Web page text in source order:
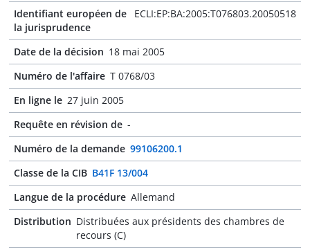
Identifiant européen de
la jurisprudence
ECLI:EP:BA:2005:T076803.20050518
Date de la décision 18 mai 2005
Numéro de l'affaire T 0768/03
En ligne le 27 juin 2005
Requête en révision de -
Numéro de la demande 99106200.1
Classe de la CIB B41F 13/004
Langue de la procédure Allemand
Distribution Distribuées aux présidents des chambres de
recours (C)